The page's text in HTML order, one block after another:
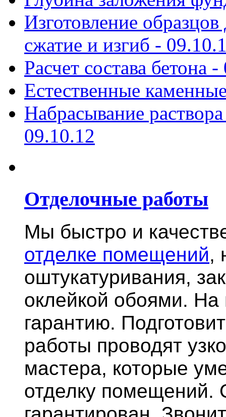
Изготовление
сжатие и изгиб -
Расчет состава бетона -
Естественные
Набрасывание
09.10.12
Отделочные работы
Мы быстро и
отделке помещений,
оштукатуривания,
оклейкой обоями.
гарантию.
работы проводят
мастера, которые
отделку помещений.